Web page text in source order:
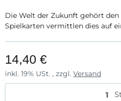
Die Welt der Zukunft gehört den
Spielkarten vermittlen dies auf
14,40 €
inkl. 19% USt. , zzgl. Versand